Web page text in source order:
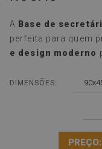
A Base de
perfeita para quem
e design moderno
DIMENSÕES:
PREÇO: